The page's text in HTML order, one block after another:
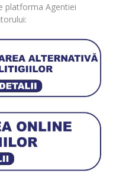
platforma Agentiei